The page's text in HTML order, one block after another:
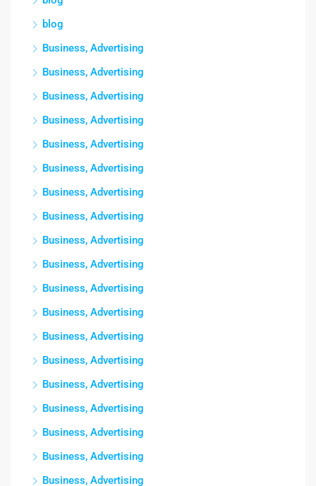
blog
Business, Advertising
Business, Advertising
Business, Advertising
Business, Advertising
Business, Advertising
Business, Advertising
Business, Advertising
Business, Advertising
Business, Advertising
Business, Advertising
Business, Advertising
Business, Advertising
Business, Advertising
Business, Advertising
Business, Advertising
Business, Advertising
Business, Advertising
Business, Advertising
Business, Advertising